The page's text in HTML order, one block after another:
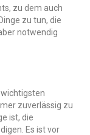
zu dem auch
zu tun, die
notwendig
zuverlässig zu
ist, die
Es ist vor